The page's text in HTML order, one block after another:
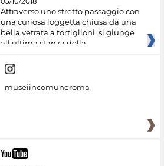
Attraverso uno stretto passaggio con
una curiosa loggetta chiusa da una
bella vetrata a tortiglioni, si giunge
all'ultima stanza della
museiincomuneroma